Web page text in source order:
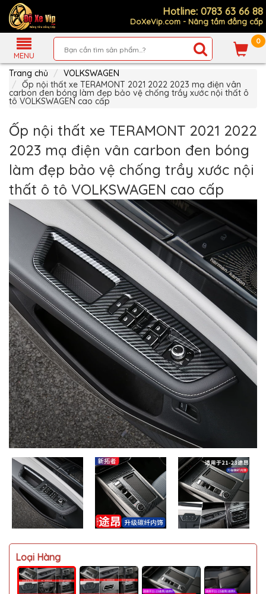
Hotline: 0783 63 66 88
DoXeVip.com - Nâng tầm đẳng cấp
MENU
0
Giới
Thiệu
Sản
Phẩm
Hướng
Hàng
Chính
Thanh
Toán
Tin
Xe
Mới
MUA
NHIỀU
NHẤT
KIA
TOYOTA
HONDA
MAZDA
SUBARU
CHEVROLET
NISSAN
VOLKSWAGEN
MERCEDES
HYUNDAI
FORD
BMW
VOLVO
Trang chủ
VOLKSWAGEN
Ốp nội thất xe TERAMONT 2021 2022 2023 mạ điện vân
carbon đen bóng làm đẹp bảo vệ chống trầy xước nội thất ô
tô VOLKSWAGEN cao cấp
Ốp nội thất xe TERAMONT 2021 2022
2023 mạ điện vân carbon đen bóng
làm đẹp bảo vệ chống trầy xước nội
thất ô tô VOLKSWAGEN cao cấp
Loại Hàng